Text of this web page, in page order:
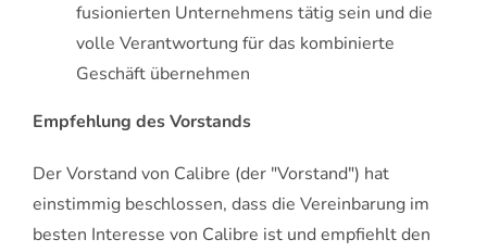
fusionierten Unternehmens tätig sein und die
volle Verantwortung für das kombinierte
Geschäft übernehmen
Empfehlung des Vorstands
Der Vorstand von Calibre (der "Vorstand") hat
einstimmig beschlossen, dass die Vereinbarung im
besten Interesse von Calibre ist und empfiehlt den